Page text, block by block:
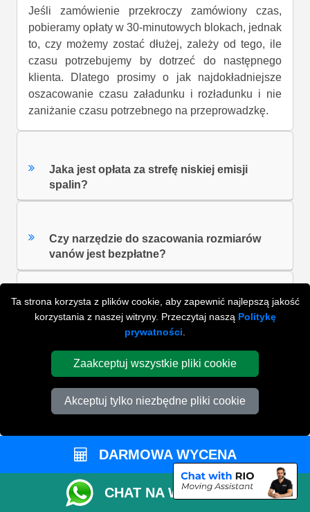
Ta strona korzysta z plików cookie, aby zapewnić najlepszą jakość
korzystania z naszej witryny. Przeczytaj naszą Politykę
prywatności
Zaakceptuj wszystkie pliki cookie
Akceptuj tylko niezbędne pliki cookie
Jeśli zamówienie przekroczy zamówiony czas,
pobieramy opłaty w 30-minutowych blokach, jednak
to, czy możemy zostać dłużej, zależy od tego, ile
czasu potrzebujemy by dotrzeć do następnego
klienta. Dlatego prosimy o jak najdokładniejsze
oszacowanie czasu załadunku i rozładunku i nie
zaniżanie czasu potrzebnego na przeprowadzkę.
Jaka jest opłata za strefę niskiej emisji
spalin?
Czy narzędzie do szacowania rozmiarów
vanów jest bezpłatne?
Ilu pomocników będzie pomagać?
Jakie są ceny za Materiały do Pakowania?
WYSZUKAJ W NAJCZĘŚCIEJ ZADAWANYCH
PYTANIACH
DARMOWA WYCENA
CHAT NA WHATSAPP